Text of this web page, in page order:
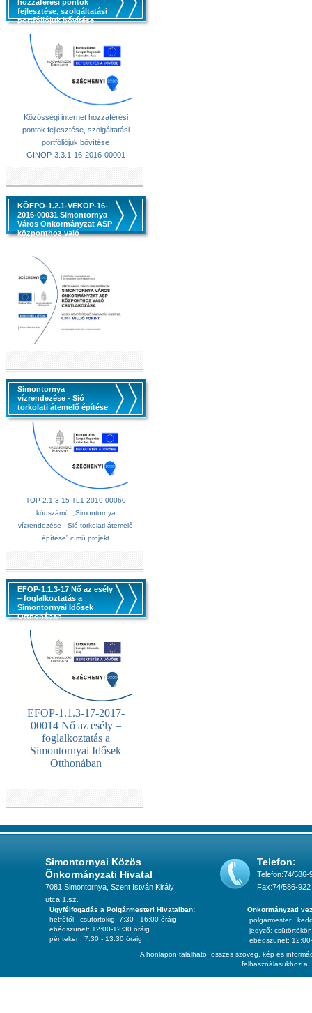
hozzáférési pontok
fejlesztése, szolgáltatási
portfóliójuk bővítése
Közösségi internet hozzáférési
pontok fejlesztése, szolgáltatási
portfóliójuk bővítése
GINOP-3.3.1-16-2016-00001
KÖFPO-1.2.1-VEKOP-16-
2016-00031 Simontornya
Város Önkormányzat ASP
központhoz való
Simontornya
vízrendezése - Sió
torkolati átemelő építése
TOP-2.1.3-15-TL1-2019-00060
kódszámú, „Simontornya
vízrendezése - Sió torkolati átemelő
építése” című projekt
EFOP-1.1.3-17 Nő az esély
– foglalkoztatás a
Simontornyai Idősek
Otthonában
EFOP-1.1.3-17-2017-
00014 Nő az esély –
foglalkoztatás a
Simontornyai Idősek
Otthonában
Simontornyai Közös
Önkormányzati Hivatal
7081 Simontornya, Szent István Király
utca 1.sz.
Telefon:
Telefon:74/586-
Fax:74/586-922
A honlapon található összes szöveg, kép és
felhasználásukhoz a
Ügyfélfogadás a Polgármesteri Hivatalban:
hétfőtől - csütörtökig: 7:30 - 16:00 óráig
ebédszünet: 12:00-12:30 óráig
pénteken: 7:30 - 13:30 óráig
Önkormányzati
polgármester:
jegyző: csütörtökön
ebédszünet: